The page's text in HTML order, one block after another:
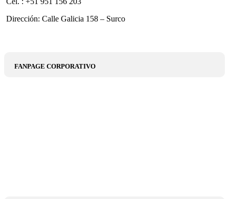
Dirección: Calle Galicia 158 – Surco
FANPAGE CORPORATIVO